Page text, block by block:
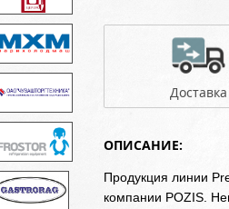
Доставка
ОПИСАНИЕ:
Продукция линии
компании POZIS.